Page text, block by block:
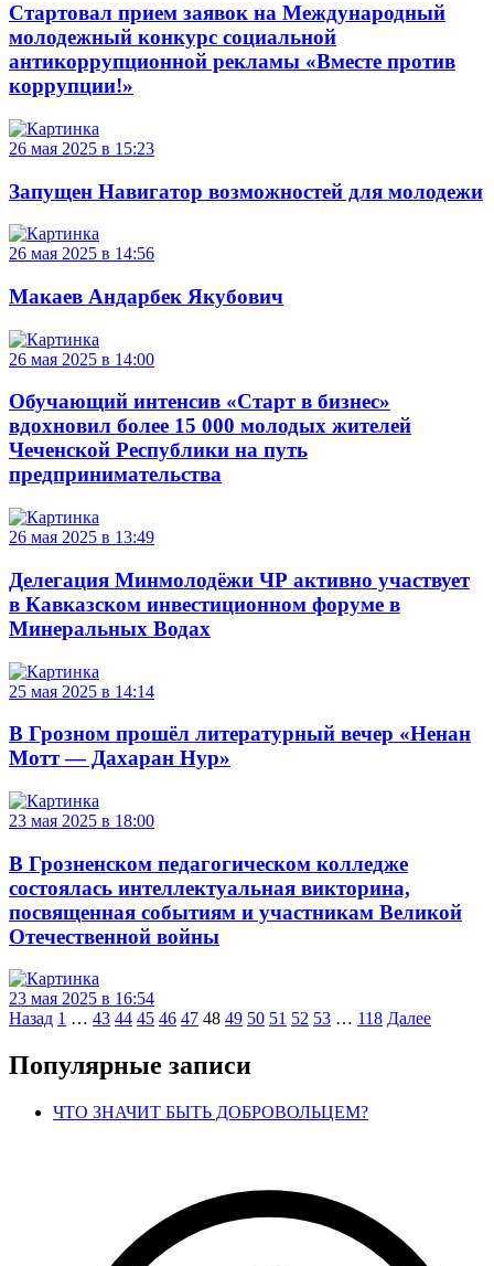
Стартовал прием заявок на Международный
молодежный конкурс социальной
антикоррупционной рекламы «Вместе против
коррупции!»
26 мая 2025 в 15:23
Запущен Навигатор возможностей для молодежи
26 мая 2025 в 14:56
Макаев Андарбек Якубович
26 мая 2025 в 14:00
Обучающий интенсив «Старт в бизнес»
вдохновил более 15 000 молодых жителей
Чеченской Республики на путь
предпринимательства
26 мая 2025 в 13:49
Делегация Минмолодёжи ЧР активно участвует
в Кавказском инвестиционном форуме в
Минеральных Водах
25 мая 2025 в 14:14
В Грозном прошёл литературный вечер «Ненан
Мотт — Дахаран Нур»
23 мая 2025 в 18:00
В Грозненском педагогическом колледже
состоялась интеллектуальная викторина,
посвященная событиям и участникам Великой
Отечественной войны
23 мая 2025 в 16:54
Навигация
по
записям
Назад 1 … 43 44 45 46 47 48 49 50 51 52 53 … 118 Далее
Популярные записи
ЧТО ЗНАЧИТ БЫТЬ ДОБРОВОЛЬЦЕМ?